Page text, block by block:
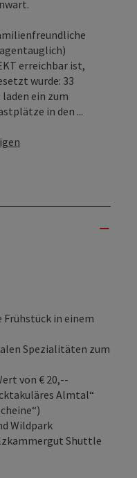
erreichbar ist,
wurde: 33
ein zum
in den ...
in einem
Spezialitäten zum
von € 20,--
Almtal“
Wildpark
Shuttle